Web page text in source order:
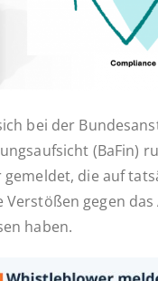
bei der
(BaFin)
die auf
Ver­stö­ßen gegen
haben.